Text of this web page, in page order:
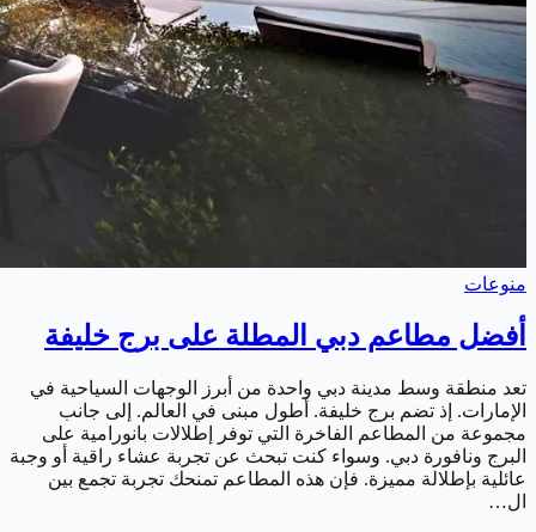
منوعات
أفضل مطاعم دبي المطلة على برج خليفة
تعد منطقة وسط مدينة دبي واحدة من أبرز الوجهات السياحية في
الإمارات. إذ تضم برج خليفة. أطول مبنى في العالم. إلى جانب
مجموعة من المطاعم الفاخرة التي توفر إطلالات بانورامية على
البرج ونافورة دبي. وسواء كنت تبحث عن تجربة عشاء راقية أو وجبة
عائلية بإطلالة مميزة. فإن هذه المطاعم تمنحك تجربة تجمع بين
ال…